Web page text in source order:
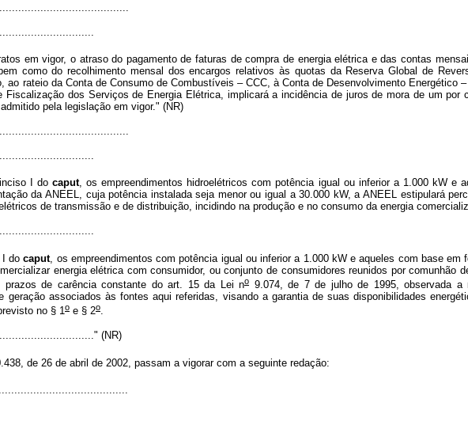
em vigor, o atraso do pagamento de faturas de compra de energia elétrica e das contas
como do recolhimento mensal dos encargos relativos às quotas da Reserva Global de
ao rateio da Conta de Consumo de Combustíveis – CCC, à Conta de Desenvolvimento Energético
Fiscalização dos Serviços de Energia Elétrica, implicará a incidência de juros de mora de um
pela legislação em vigor." (NR)
I do caput, os empreendimentos hidroelétricos com potência igual ou inferior a 1.000 kW e
da ANEEL, cuja potência instalada seja menor ou igual a 30.000 kW, a ANEEL estipulará
de transmissão e de distribuição, incidindo na produção e no consumo da energia
I docaput, os empreendimentos com potência igual ou inferior a 1.000 kW e aqueles com base
energia elétrica com consumidor, ou conjunto de consumidores reunidos por comunhão
prazos de carência constante do art. 15 da Lei no 9.074, de 7 de julho de 1995, observada a
geração associados às fontes aqui referidas, visando a garantia de suas disponibilidades
no § 1o e § 2o.
(NR)
de 26 de abril de 2002, passam a vigorar com a seguinte redação: